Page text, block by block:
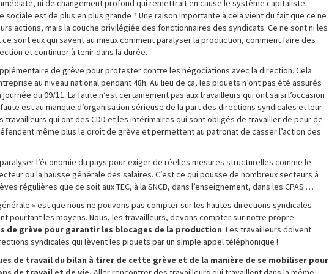
ni de changement profond qui remettrait en cause le système capitaliste.
est de plus en plus grande ? Une raison importante à cela vient du fait que ce ne
actions, mais la couche privilégiée des fonctionnaires des syndicats. Ce ne sont ni les
sont eux qui savent au mieux comment paralyser la production, comment faire des
et continuer à tenir dans la durée.
de grève pour protester contre les négociations avec la direction. Cela
au niveau national pendant 48h. Au lieu de ça, les piquets n’ont pas été assurés
du 09/11. La faute n’est certainement pas aux travailleurs qui ont saisi l’occasion
est au manque d’organisation sérieuse de la part des directions syndicales et leur
qui ont des CDD et les intérimaires qui sont obligés de travailler de peur de
même plus le droit de grève et permettent au patronat de casser l’action des
l’économie du pays pour exiger de réelles mesures structurelles comme le
ou la hausse générale des salaires. C’est ce qui pousse de nombreux secteurs à
régulières que ce soit aux TEC, à la SNCB, dans l’enseignement, dans les CPAS …
» est que nous ne pouvons pas compter sur les hautes directions syndicales
pourtant les moyens. Nous, les travailleurs, devons compter sur notre propre
de grève pour garantir les blocages de la production. Les travailleurs doivent
syndicales qui lèvent les piquets par un simple appel téléphonique !
de travail du bilan à tirer de cette grève et de la manière de se mobiliser pour